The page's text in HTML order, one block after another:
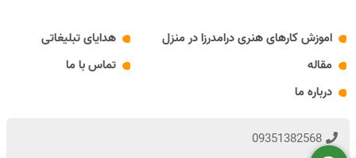
اموزش کارهای هنری درامدرزا در منزل
هدایای تبلیغاتی
مقاله
تماس با ما
درباره ما
09351382568